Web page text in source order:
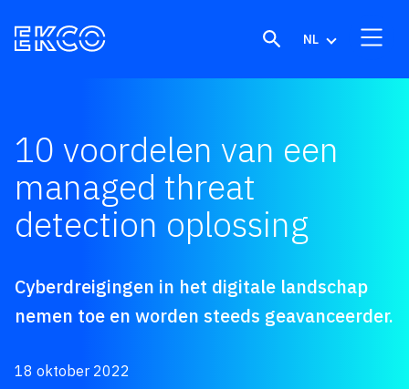
NL
10 voordelen van een
managed threat
detection oplossing
Cyberdreigingen in het digitale landschap
nemen toe en worden steeds geavanceerder.
18 oktober 2022